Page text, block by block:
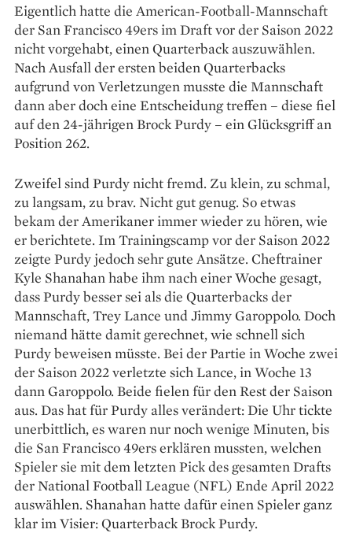
Eigentlich hatte die American-Football-Mannschaft
der San Francisco 49ers im Draft vor der Saison 2022
nicht vorgehabt, einen Quarterback auszuwählen.
Nach Ausfall der ersten beiden Quarterbacks
aufgrund von Verletzungen musste die Mannschaft
dann aber doch eine Entscheidung treffen – diese fiel
auf den 24-jährigen Brock Purdy – ein Glücksgriff an
Position 262.
Zweifel sind Purdy nicht fremd. Zu klein, zu schmal,
zu langsam, zu brav. Nicht gut genug. So etwas
bekam der Amerikaner immer wieder zu hören, wie
er berichtete. Im Trainingscamp vor der Saison 2022
zeigte Purdy jedoch sehr gute Ansätze. Cheftrainer
Kyle Shanahan habe ihm nach einer Woche gesagt,
dass Purdy besser sei als die Quarterbacks der
Mannschaft, Trey Lance und Jimmy Garoppolo. Doch
niemand hätte damit gerechnet, wie schnell sich
Purdy beweisen müsste. Bei der Partie in Woche zwei
der Saison 2022 verletzte sich Lance, in Woche 13
dann Garoppolo. Beide fielen für den Rest der Saison
aus. Das hat für Purdy alles verändert: Die Uhr tickte
unerbittlich, es waren nur noch wenige Minuten, bis
die San Francisco 49ers erklären mussten, welchen
Spieler sie mit dem letzten Pick des gesamten Drafts
der National Football League (NFL) Ende April 2022
auswählen. Shanahan hatte dafür einen Spieler ganz
klar im Visier: Quarterback Brock Purdy.